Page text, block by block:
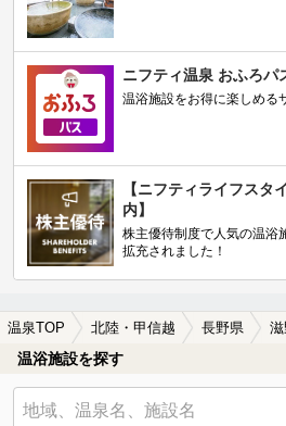
ニフティ温泉 おふろパ
温浴施設をお得に楽しめる
【ニフティライフスタ
内】
株主優待制度で人気の温浴
拡充されました！
温泉TOP 北陸・甲信越 長野県 滋
温浴施設を探す